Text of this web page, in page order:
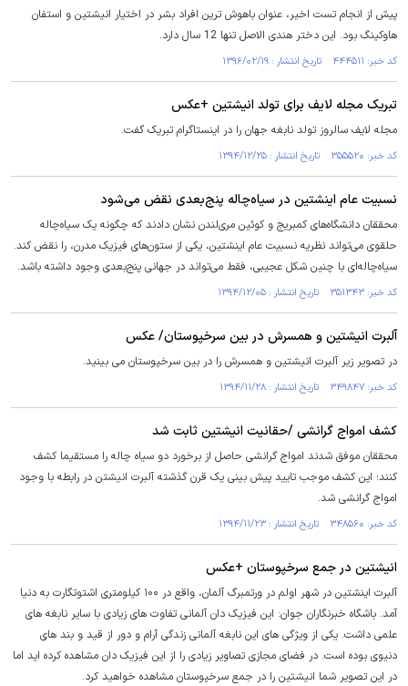
پیش از انجام تست اخیر، عنوان باهوش ترین افراد بشر در اختیار انیشتین و استفان
هاوکینگ بود. این دختر هندی الاصل تنها 12 سال دارد.
کد خبر: ۴۴۴۵۱۱ تاریخ انتشار : ۱۳۹۶/۰۲/۱۹
تبریک مجله لایف برای تولد انیشتین +عکس
مجله لایف سالروز تولد نابغه جهان را در اینستاگرام تبریک گفت.
کد خبر: ۳۵۵۵۲۰ تاریخ انتشار : ۱۳۹۴/۱۲/۲۵
نسبیت عام اینشتین در سیاه‌چاله پنج‌بعدی نقض می‌شود
محققان دانشگاه‌های کمبریج و کوئین مری‌لندن نشان دادند که چگونه یک سیاه‌چاله
حلقوی می‌تواند نظریه نسبیت عام اینشتین، یکی از ستون‌های فیزیک مدرن، را نقض کند.
سیاه‌چاله‌ای با چنین شکل عجیبی، فقط می‌تواند در جهانی پنج‌بعدی وجود داشته باشد.
کد خبر: ۳۵۱۳۴۳ تاریخ انتشار : ۱۳۹۴/۱۲/۰۵
آلبرت انیشتین و همسرش در بین سرخپوستان/ عکس
در تصویر زیر آلبرت انیشتین و همسرش را در بین سرخپوستان می بینید.
کد خبر: ۳۴۹۸۴۷ تاریخ انتشار : ۱۳۹۴/۱۱/۲۸
کشف امواج گرانشی /حقانیت انیشتین ثابت شد
محققان موفق شدند امواج گرانشی حاصل از برخورد دو سیاه چاله را مستقیما کشف
کنند؛ این کشف موجب تایید پیش بینی یک قرن گذشته آلبرت انیشتن در رابطه با وجود
امواج گرانشی شد.
کد خبر: ۳۴۸۵۶۰ تاریخ انتشار : ۱۳۹۴/۱۱/۲۳
انیشتین در جمع سرخپوستان +عکس
آلبرت اینشتین در شهر اولم در ورتمبرگ آلمان، واقع در ۱۰۰ کیلومتری اشتوتگارت به دنیا
آمد. باشگاه خبرنگاران جوان: این فیزیک دان آلمانی تفاوت های زیادی با سایر نابغه های
علمی داشت. یکی از ویژگی های این نابغه آلمانی زندگی آرام و دور از قید و بند های
دنیوی بوده است. در فضای مجازی تصاویر زیادی را از این فیزیک دان مشاهده کرده اید اما
در این تصویر شما انیشتین را در جمع سرخپوستان مشاهده خواهید کرد.